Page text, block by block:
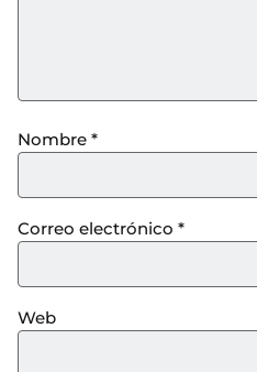
Nombre *
Correo electrónico *
Web